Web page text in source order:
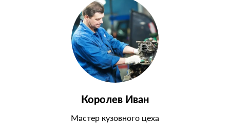
Королев Иван
Мастер кузовного цеха